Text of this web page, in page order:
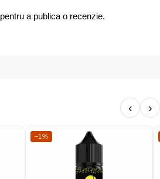
pentru a publica o recenzie.
‹ ›
−1%